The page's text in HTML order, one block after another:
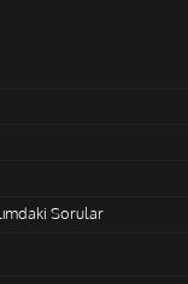
Sorular